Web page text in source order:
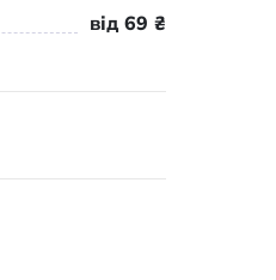
від 69 ₴